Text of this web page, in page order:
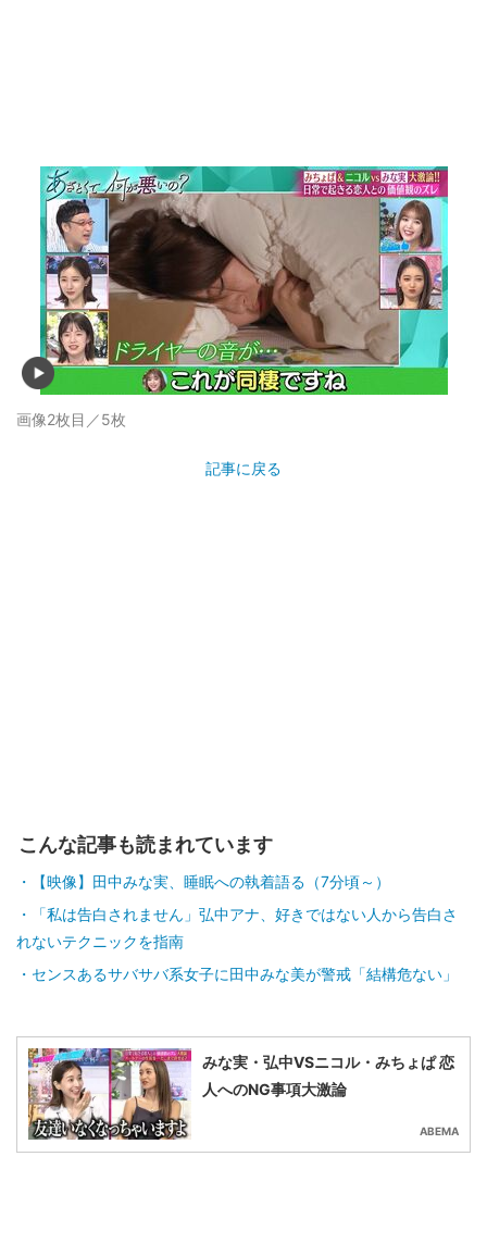
画像2枚目／5枚
記事に戻る
こんな記事も読まれています
【映像】田中みな実、睡眠への執着語る（7分頃～）
「私は告白されません」弘中アナ、好きではない人から告白さ
れないテクニックを指南
センスあるサバサバ系女子に田中みな美が警戒「結構危ない」
みな実・弘中VSニコル・みちょぱ 恋
人へのNG事項大激論
ABEMA